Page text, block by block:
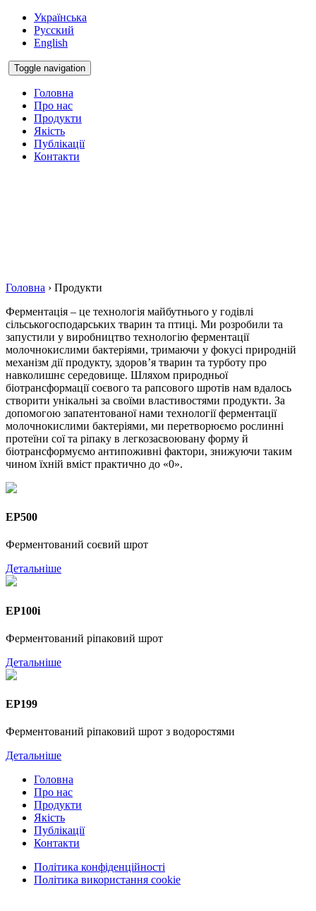
Українська
Русский
English
Toggle navigation
Головна
Про нас
Продукти
Якість
Публікації
Контакти
Головна › Продукти
Ферментація – це технологія майбутнього у годівлі
сільськогосподарських тварин та птиці. Ми розробили та
запустили у виробництво технологію ферментації
молочнокислими бактеріями, тримаючи у фокусі природній
механізм дії продукту, здоров’я тварин та турботу про
навколишнє середовище. Шляхом природньої
біотрансформації соєвого та рапсового шротів нам вдалось
створити унікальні за своїми властивостями продукти. За
допомогою запатентованої нами технології ферментації
молочнокислими бактеріями, ми перетворюємо рослинні
протеїни сої та ріпаку в легкозасвоювану форму й
біотрансформуємо антипоживні фактори, знижуючи таким
чином їхній вміст практично до «0».
EP500
Ферментований соєвий шрот
Детальніше
EP100i
Ферментований ріпаковий шрот
Детальніше
EP199
Ферментований ріпаковий шрот з водоростями
Детальніше
Головна
Про нас
Продукти
Якість
Публікації
Контакти
Політика конфіденційності
Політика використання cookie